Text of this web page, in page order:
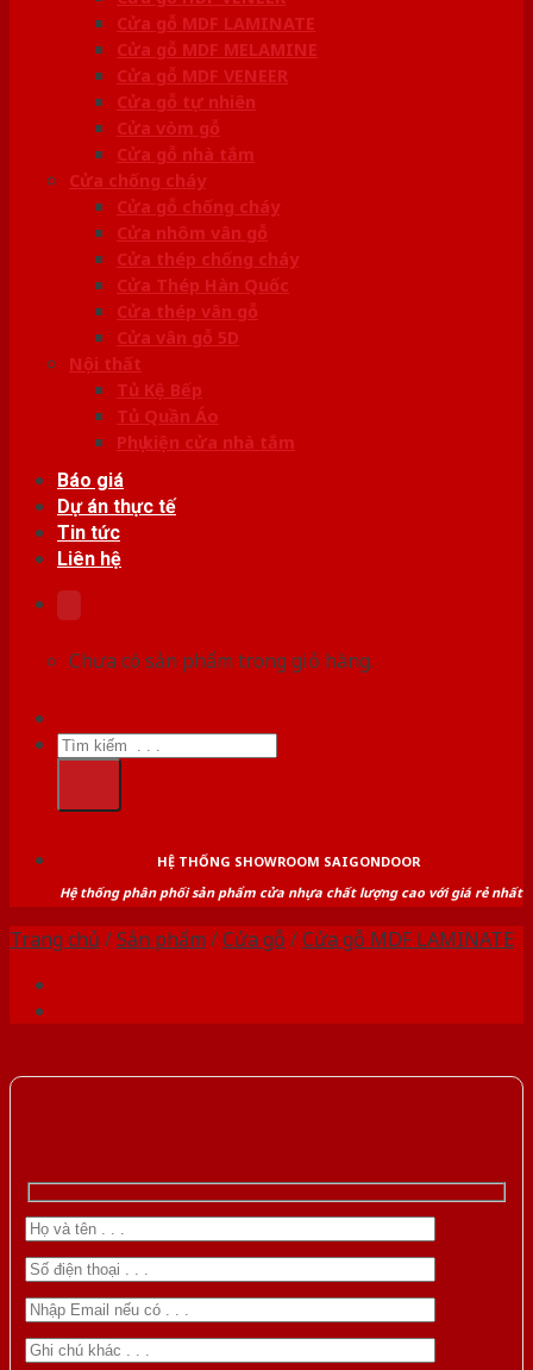
Cửa gỗ MDF LAMINATE
Cửa gỗ MDF MELAMINE
Cửa gỗ MDF VENEER
Cửa gỗ tự nhiên
Cửa vòm gỗ
Cửa gỗ nhà tắm
Cửa chống cháy
Cửa gỗ chống cháy
Cửa nhôm vân gỗ
Cửa thép chống cháy
Cửa Thép Hàn Quốc
Cửa thép vân gỗ
Cửa vân gỗ 5D
Nội thất
Tủ Kệ Bếp
Tủ Quần Áo
Phụ kiện cửa nhà tắm
Báo giá
Dự án thực tế
Tin tức
Liên hệ
Chưa có sản phẩm trong giỏ hàng.
Tìm
kiếm:
HỆ THỐNG SHOWROOM SAIGONDOOR
Hệ thống phân phối sản phẩm cửa nhựa chất lượng cao với giá rẻ nhất
Trang chủ /Sản phẩm /Cửa gỗ /Cửa gỗ MDF LAMINATE